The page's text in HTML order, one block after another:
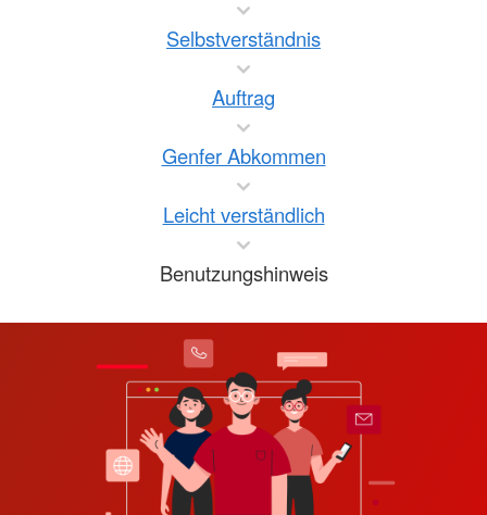
Selbstverständnis
Auftrag
Genfer Abkommen
Leicht verständlich
Benutzungshinweis